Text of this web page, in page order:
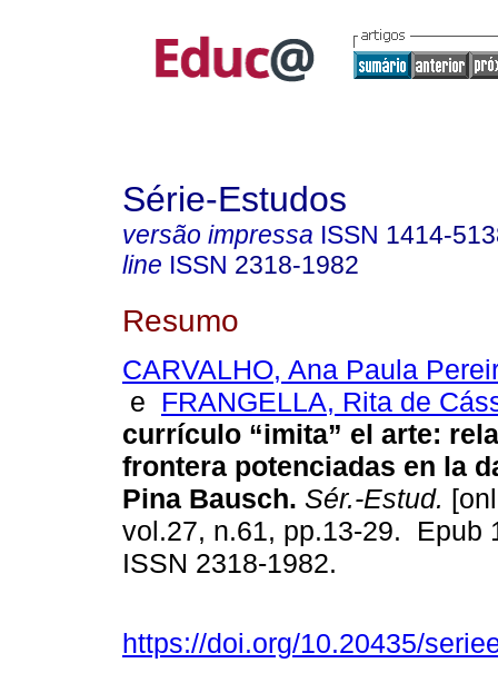
Série-Estudos
versão impressa ISSN 1414-
line ISSN 2318-1982
Resumo
CARVALHO, Ana Paula
e FRANGELLA, Rita de
currículo “imita” el arte:
frontera potenciadas en la
Pina Bausch. Sér.-Estud.
vol.27, n.61, pp.13-29. Epub
ISSN 2318-1982.
https://doi.org/10.20435/